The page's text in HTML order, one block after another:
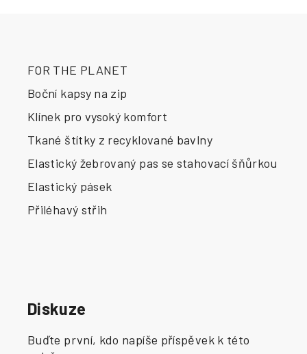
FOR THE PLANET
Boční kapsy na zip
Klínek pro vysoký komfort
Tkané štítky z recyklované bavlny
Elastický žebrovaný pas se stahovací šňůrkou
Elastický pásek
Přiléhavý střih
Diskuze
Buďte první, kdo napíše příspěvek k této